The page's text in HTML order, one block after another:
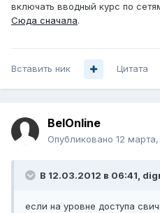
включать вводный курс по
Сюда сначала.
Вставить ник Цитата
BelOnline
Опубликовано 12 марта,
В 12.03.2012 в 06:41,
если на уровне доступа